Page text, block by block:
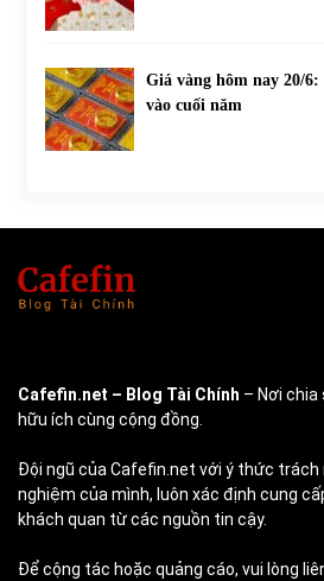
Giá vàng hôm nay 20/
vào cuối năm
Cafefin.net – Blog Tài Chính – Nơi
hữu ích cùng cộng đồng.
Đội ngũ của Cafefin.net với ý thức trách
nghiệm của mình, luôn xác định cung
khách quan từ các nguồn tin cậy.
Để cộng tác hoặc quảng cáo, vui lòng